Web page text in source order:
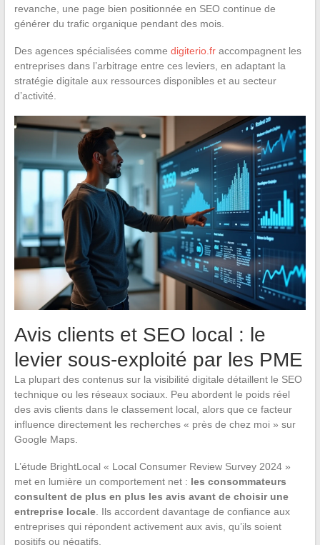
revanche, une page bien positionnée en SEO continue de
générer du trafic organique pendant des mois.
Des agences spécialisées comme digiterio.fraccompagnent les
entreprises dans l’arbitrage entre ces leviers, en adaptant la
stratégie digitale aux ressources disponibles et au secteur
d’activité.
Avis clients et SEO local : le
levier sous-exploité par les PME
La plupart des contenus sur la visibilité digitale détaillent le SEO
technique ou les réseaux sociaux. Peu abordent le poids réel
des avis clients dans le classement local, alors que ce facteur
influence directement les recherches « près de chez moi » sur
Google Maps.
L’étude BrightLocal « Local Consumer Review Survey 2024 »
met en lumière un comportement net : les consommateurs
consultent de plus en plus les avis avant de choisir une
entreprise locale. Ils accordent davantage de confiance aux
entreprises qui répondent activement aux avis, qu’ils soient
positifs ou négatifs.